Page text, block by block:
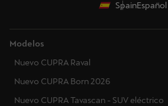
SpainEspañol
Modelos
Nuevo CUPRA Raval
Nuevo CUPRA Born 2026
Nuevo CUPRA Tavascan - SUV eléctrico